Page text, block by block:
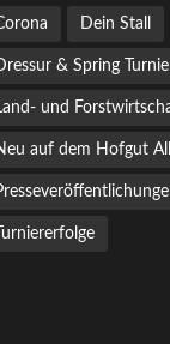
Dein Stall
Dressur & Spring
und
auf dem Hofgut
Turniererfolge